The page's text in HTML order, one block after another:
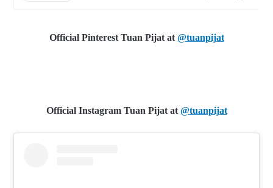
Official Pinterest Tuan Pijat at @tuanpijat
Official Instagram Tuan Pijat at @tuanpijat